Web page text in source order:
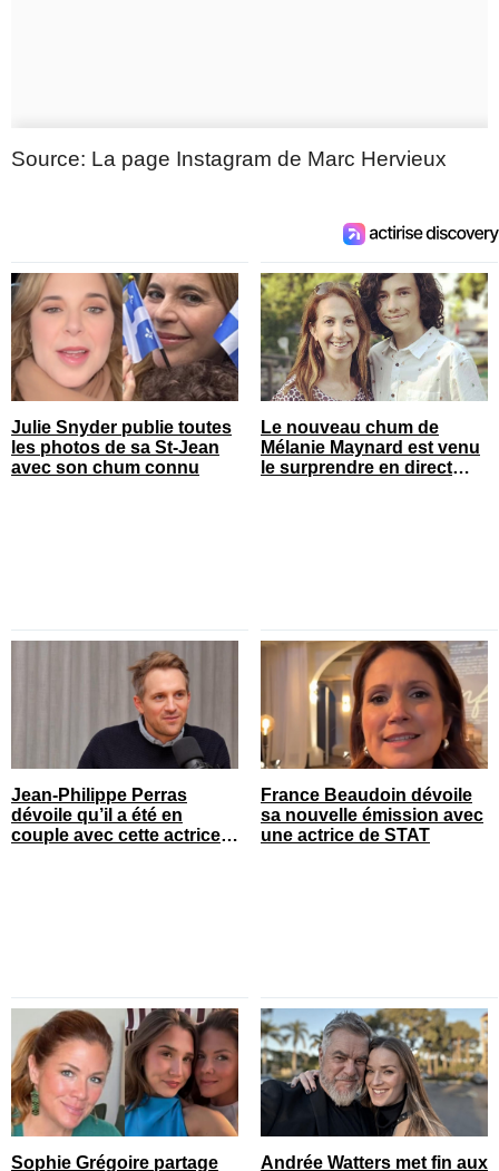
Source: La page Instagram de Marc Hervieux
Julie Snyder publie toutes
les photos de sa St-Jean
avec son chum connu
Le nouveau chum de
Mélanie Maynard est venu
le surprendre en direct
Jean-Philippe Perras
dévoile qu’il a été en
couple avec cette actrice
France Beaudoin dévoile
sa nouvelle émission avec
une actrice de STAT
Sophie Grégoire partage Andrée Watters met fin aux